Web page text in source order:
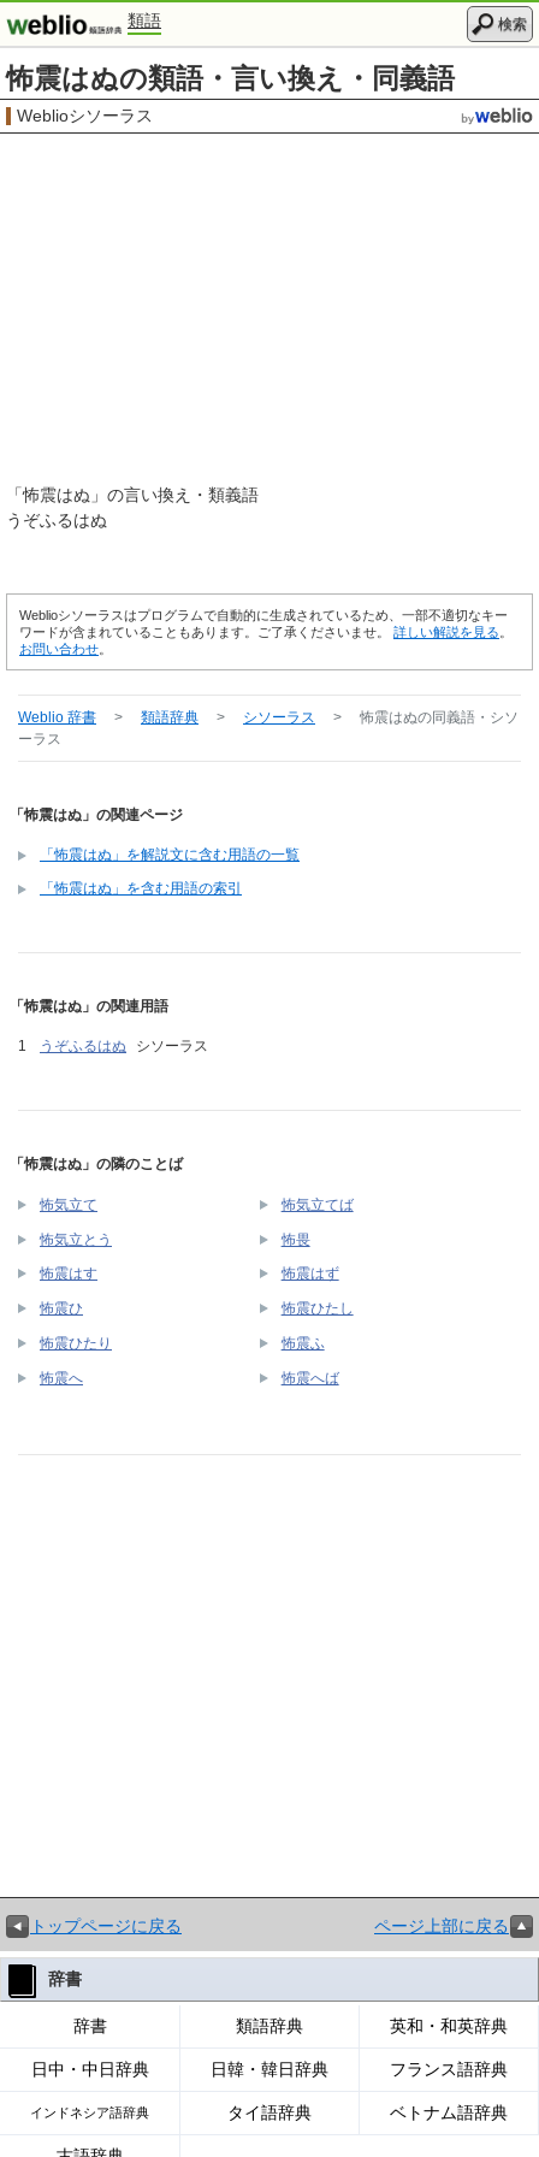
類語 検索
怖震はぬの類語・言い換え・同義語
Weblioシソーラス
「怖震はぬ 」の言い換え・類義語
うぞふるはぬ
Weblioシソーラスはプログラムで自動的に生成されているため、一部不適切なキー
ワードが含まれていることもあります。ご了承くださいませ。 詳しい解説を見る
お問い合わせ
Weblio 辞書 > 類語辞典 > シソーラス > 怖震はぬの同義語・シソ
ーラス
「怖震はぬ」の関連ページ
「怖震はぬ」を解説文に含む用語の一覧
「怖震はぬ」を含む用語の索引
「怖震はぬ」の関連用語
うぞふるはぬ シソーラス
「怖震はぬ」の隣のことば
怖気立て 怖気立てば
怖気立とう 怖畏
怖震はす 怖震はず
怖震ひ 怖震ひたし
怖震ひたり 怖震ふ
怖震へ 怖震へば
トップページに戻る ページ上部に戻る
辞書
辞書 類語辞典 英和・和英辞典
日中・中日辞典 日韓・韓日辞典 フランス語辞典
インドネシア語辞典 タイ語辞典 ベトナム語辞典